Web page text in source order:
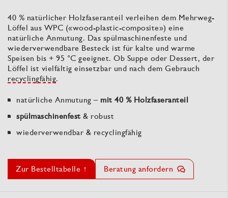
40 % natürlicher Holzfaseranteil verleihen dem Mehrweg-
Löffel aus WPC («wood-plastic-composite») eine
natürliche Anmutung. Das spülmaschinenfeste und
wiederverwendbare Besteck ist für kalte und warme
Speisen bis + 95 °C geeignet. Ob Suppe oder Dessert, der
Löffel ist vielfältig einsetzbar und nach dem Gebrauch
recyclingfähig.
natürliche Anmutung – mit 40 % Holzfaseranteil
spülmaschinenfest & robust
wiederverwendbar & recyclingfähig
Zur Bestelltabelle ↑ Beratung anfordern